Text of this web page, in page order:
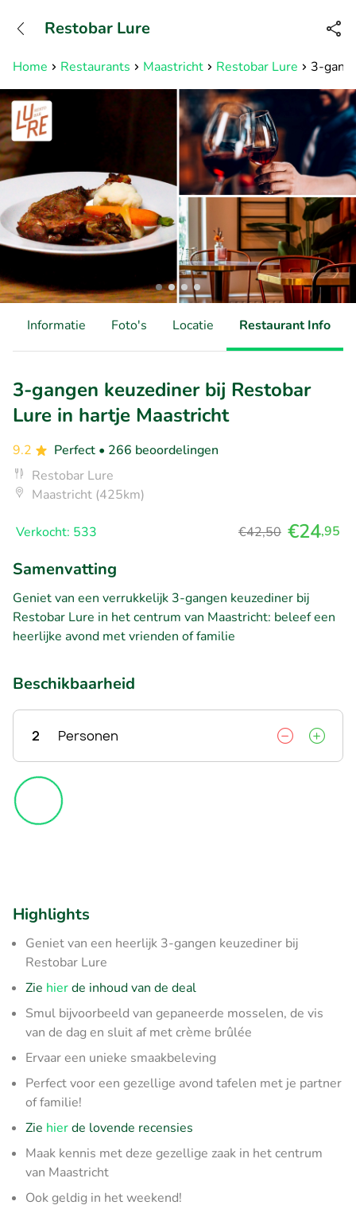
Bereikbaar tot 23:00 uur
Home Restaurants Maastricht Restobar Lure 3-
Restobar Lure
Informatie Foto's Locatie Restaurant Info
3-gangen keuzediner bij Restobar
Lure in hartje Maastricht
9.2 Perfect • 266 beoordelingen
Restobar Lure
Maastricht (425km)
Verkocht: 533 €42,50 €24,95
Samenvatting
Geniet van een verrukkelijk 3-gangen keuzediner bij
Restobar Lure in het centrum van Maastricht: beleef een
heerlijke avond met vrienden of familie
Beschikbaarheid
2 Personen
Highlights
Geniet van een heerlijk 3-gangen keuzediner bij
Restobar Lure
Zie hierde inhoud van de deal
Smul bijvoorbeeld van gepaneerde mosselen, de vis
van de dag en sluit af met crème brûlée
Ervaar een unieke smaakbeleving
Perfect voor een gezellige avond tafelen met je partner
of familie!
Zie hierde lovende recensies
Maak kennis met deze gezellige zaak in het centrum
van Maastricht
Ook geldig in het weekend!